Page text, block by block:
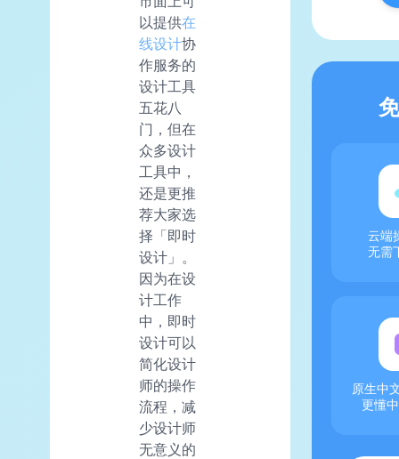
以提供在
线设计协
作服务的
设计工具
五花八
门，但在
众多设计
工具中，
还是更推
荐大家选
择「即时
设计」。
因为在设
计工作
中，即时
设计可以
简化设计
师的操作
流程，减
少设计师
无意义的
云端
无需
原生中
更懂